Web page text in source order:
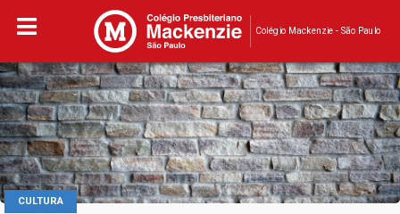
Colégio Mackenzie - São Paulo
CULTURA